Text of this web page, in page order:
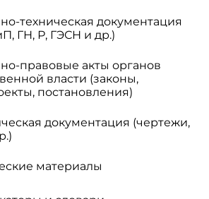
техническая документация
ГН, Р, ГЭСН и др.)
правовые акты органов
власти (законы,
постановления)
документация (чертежи,
материалы